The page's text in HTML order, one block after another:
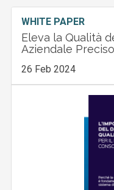
WHITE PAPER
Eleva la Qualità
Aziendale Preciso
26 Feb 2024